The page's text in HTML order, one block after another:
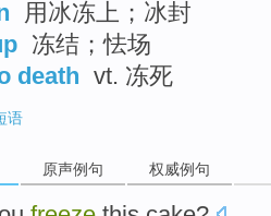
用冰冻上；冰封
冻结；怯场
death vt. 冻死
语
原声例句 权威例句